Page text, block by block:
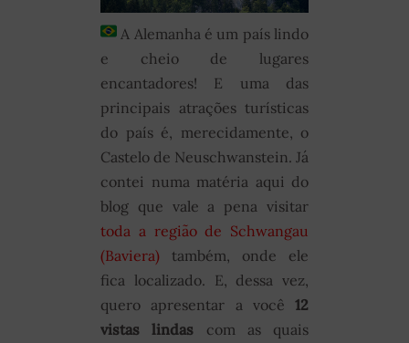
A Alemanha é um país lindo
e cheio de lugares
encantadores! E uma das
principais atrações turísticas
do país é, merecidamente, o
Castelo de Neuschwanstein. Já
contei numa matéria aqui do
blog que vale a pena visitar
toda a região de Schwangau
(Baviera) também, onde ele
fica localizado. E, dessa vez,
quero apresentar a você 12
vistas lindas com as quais